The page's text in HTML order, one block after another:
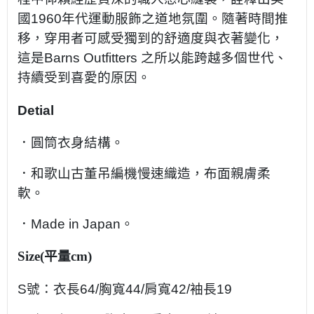
國1960年代運動服飾之道地氛圍。隨著時間推
移，穿用者可感受獨到的舒適度與衣著變化，
這是Barns Outfitters 之所以能跨越多個世代、
持續受到喜愛的原因。
Detial
．圓筒衣身結構。
． 和歌山古董吊編機慢速織造，布面親膚柔
軟。
． Made in Japan。
Size(平量cm)
S號：衣長64/胸寬44/肩寬42/袖長19